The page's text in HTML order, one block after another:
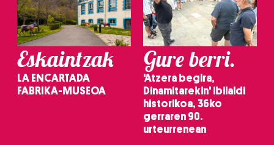
irakurri
Eskaintzak
LA ENCARTADA
FABRIKA-MUSEOA
Gure berri.
'Atzera begira,
Dinamitarekin' ibilaldi
historikoa, 36ko
gerraren 90.
urteurrenean